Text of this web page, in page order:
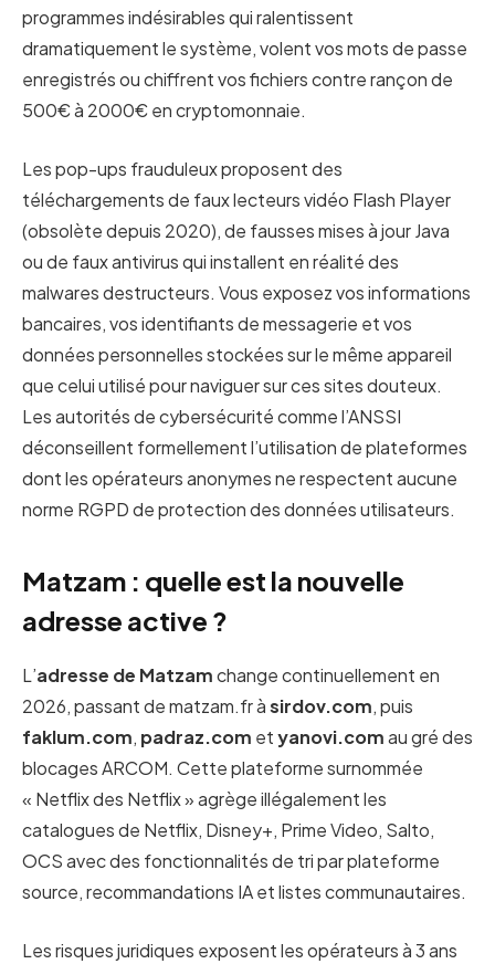
programmes indésirables qui ralentissent
dramatiquement le système, volent vos mots de passe
enregistrés ou chiffrent vos fichiers contre rançon de
500€ à 2000€ en cryptomonnaie.
Les pop-ups frauduleux proposent des
téléchargements de faux lecteurs vidéo Flash Player
(obsolète depuis 2020), de fausses mises à jour Java
ou de faux antivirus qui installent en réalité des
malwares destructeurs. Vous exposez vos informations
bancaires, vos identifiants de messagerie et vos
données personnelles stockées sur le même appareil
que celui utilisé pour naviguer sur ces sites douteux.
Les autorités de cybersécurité comme l’ANSSI
déconseillent formellement l’utilisation de plateformes
dont les opérateurs anonymes ne respectent aucune
norme RGPD de protection des données utilisateurs.
Matzam : quelle est la nouvelle
adresse active ?
L’adresse de Matzamchange continuellement en
2026, passant de matzam.fr àsirdov.com, puis
faklum.com, padraz.com etyanovi.comau gré des
blocages ARCOM. Cette plateforme surnommée
« Netflix des Netflix » agrège illégalement les
catalogues de Netflix, Disney+, Prime Video, Salto,
OCS avec des fonctionnalités de tri par plateforme
source, recommandations IA et listes communautaires.
Les risques juridiques exposent les opérateurs à 3 ans